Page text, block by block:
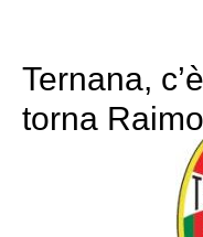
Ternana,
torna